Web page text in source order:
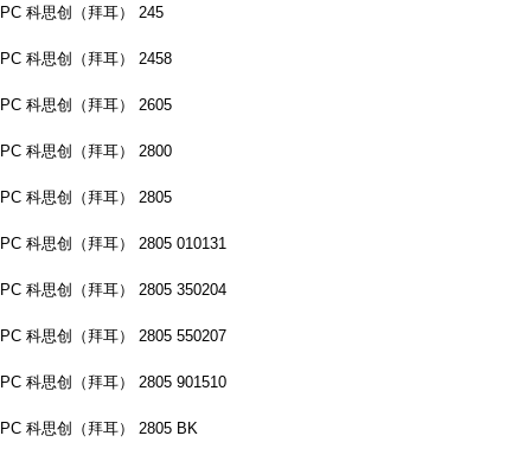
PC 科思创（拜耳） 245
PC 科思创（拜耳） 2458
PC 科思创（拜耳） 2605
PC 科思创（拜耳） 2800
PC 科思创（拜耳） 2805
PC 科思创（拜耳） 2805 010131
PC 科思创（拜耳） 2805 350204
PC 科思创（拜耳） 2805 550207
PC 科思创（拜耳） 2805 901510
PC 科思创（拜耳） 2805 BK